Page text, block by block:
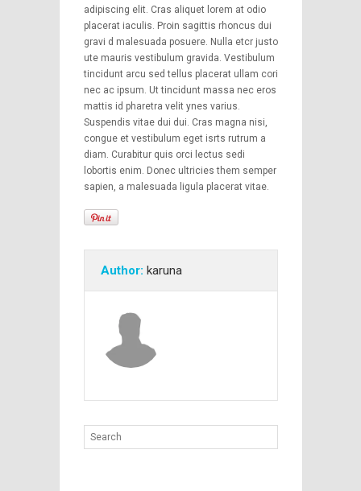
adipiscing elit. Cras aliquet lorem at odio
placerat iaculis. Proin sagittis rhoncus dui
gravi d malesuada posuere. Nulla etcr justo
ute mauris vestibulum gravida. Vestibulum
tincidunt arcu sed tellus placerat ullam cori
nec ac ipsum. Ut tincidunt massa nec eros
mattis id pharetra velit ynes varius.
Suspendis vitae dui dui. Cras magna nisi,
congue et vestibulum eget isrts rutrum a
diam. Curabitur quis orci lectus sedi
lobortis enim. Donec ultricies them semper
sapien, a malesuada ligula placerat vitae.
Author: karuna